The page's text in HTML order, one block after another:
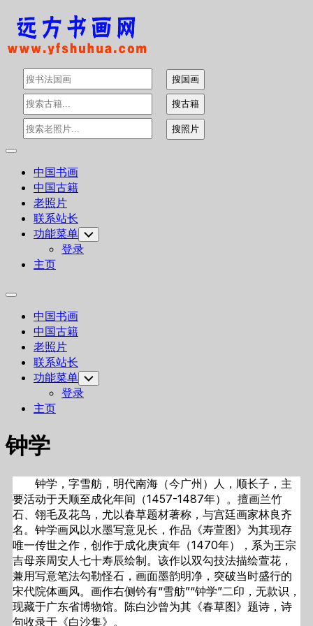
Skip
content
Expand
中国书画
中国古籍
老照片
联系站长
功能菜单 Toggle
Child
Menu
登录
主页
Expand
中国书画
中国古籍
老照片
联系站长
功能菜单 Toggle
Child
Menu
登录
主页
钟学
钟学，字雪舫，明代南海（今广州）人，顺长子，主
要活动于天顺至成化年间（1457-1487年）。擅画兰竹
石、翎毛及花鸟，尤以春草题材著称，与宫廷画家林良齐
名。钟学画风以水墨写意见长，作品《寿萱图》为其现存
唯一传世之作，创作于成化庚寅年（1470年），系为王宗
吉母亲周安人七十寿辰绘制。该作以双勾技法描绘萱花，
兼用写意笔法勾勒怪石，画面墨韵明净，突破当时盛行的
宋代院体画风。画作右侧钤有“雪舫”“钟学”二印，无款识，
现藏于广东省博物馆。陈白沙曾为其《春草图》题诗，诗
句收录于《白沙集》。